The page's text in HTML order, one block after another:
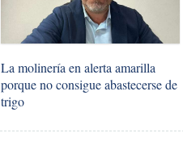
La molinería en alerta amarilla
porque no consigue abastecerse de
trigo